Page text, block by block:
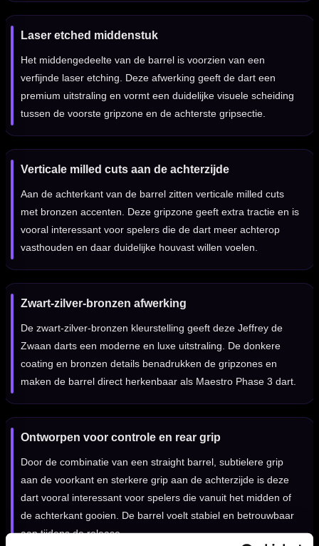
Laser etched middenstuk
Het middengedeelte van de barrel is voorzien van een
verfijnde laser etching. Deze afwerking geeft de dart een
premium uitstraling en vormt een duidelijke visuele scheiding
tussen de voorste gripzone en de achterste gripsectie.
Verticale milled cuts aan de achterzijde
Aan de achterkant van de barrel zitten verticale milled cuts
met bronzen accenten. Deze gripzone geeft extra tractie en is
vooral interessant voor spelers die de dart meer achterop
vasthouden en daar duidelijke houvast willen voelen.
Zwart-zilver-bronzen afwerking
De zwart-zilver-bronzen kleurstelling geeft deze Jeffrey de
Zwaan darts een moderne en luxe uitstraling. De donkere
coating en bronzen details benadrukken de gripzones en
maken de barrel direct herkenbaar als Maestro Phase 3 dart.
Ontworpen voor controle en rear grip
Door de combinatie van een straight barrel, subtielere grip
aan de voorkant en sterkere grip aan de achterzijde is deze
dart vooral interessant voor spelers die vanuit het midden of
de achterkant gooien. De barrel voelt stabiel en betrouwbaar
aan tijdens de release.